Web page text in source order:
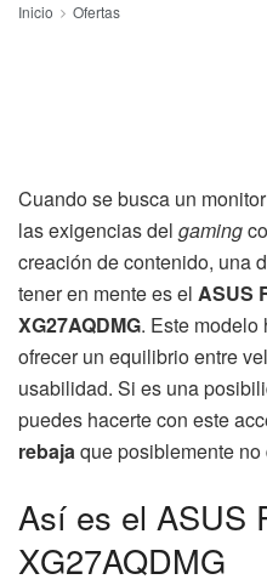
Inicio Ofertas
Cuando se busca un
las exigencias del gaming
creación de contenido, una
tener en mente es el ASUS
XG27AQDMG. Este
ofrecer un equilibrio entre
usabilidad. Si es una
puedes hacerte con este
rebajaque posiblemente no
Así es el ASUS
XG27AQDMG